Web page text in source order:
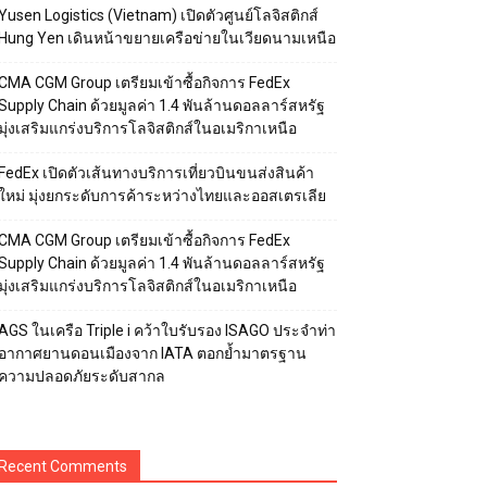
Logistics (Vietnam) เปิดตัวศูนย์โลจิสติกส์
Yen เดินหน้าขยายเครือข่ายในเวียดนามเหนือ
CGM Group เตรียมเข้าซื้อกิจการ FedEx
Chain ด้วยมูลค่า 1.4 พันล้านดอลลาร์สหรัฐ
งเสริมแกร่งบริการโลจิสติกส์ในอเมริกาเหนือ
เปิดตัวเส้นทางบริการเที่ยวบินขนส่งสินค้า
หม่ มุ่งยกระดับการค้าระหว่างไทยและออสเตรเลีย
CGM Group เตรียมเข้าซื้อกิจการ FedEx
Chain ด้วยมูลค่า 1.4 พันล้านดอลลาร์สหรัฐ
งเสริมแกร่งบริการโลจิสติกส์ในอเมริกาเหนือ
ในเครือ Triple i คว้าใบรับรอง ISAGO ประจำท่า
ากาศยานดอนเมืองจาก IATA ตอกย้ำมาตรฐาน
วามปลอดภัยระดับสากล
Comments